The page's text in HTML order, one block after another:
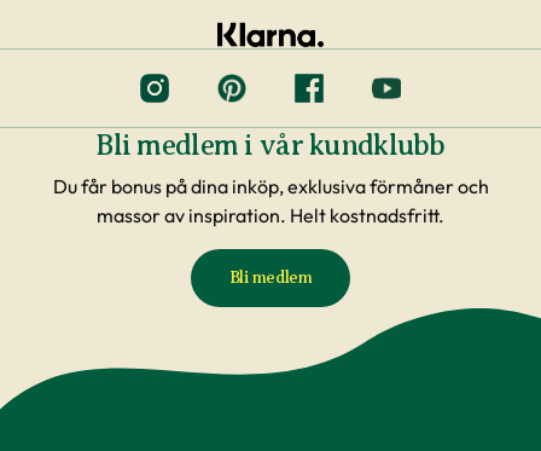
Bli medlem i vår kundklubb
Du får bonus på dina inköp, exklusiva förmåner och
massor av inspiration. Helt kostnadsfritt.
Bli medlem